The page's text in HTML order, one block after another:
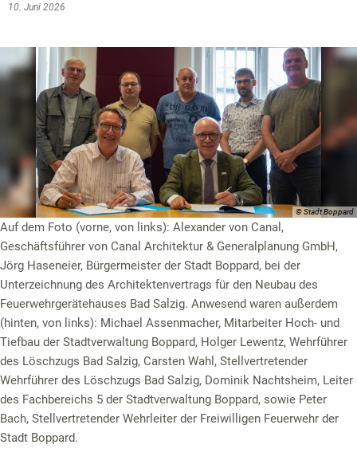
Haushaltsplan
Satzungen und Richtlinien
10. Juni 2026
© Stadt Boppard
Auf dem Foto (vorne, von links): Alexander von Canal,
Geschäftsführer von Canal Architektur & Generalplanung GmbH,
Jörg Haseneier, Bürgermeister der Stadt Boppard, bei der
Unterzeichnung des Architektenvertrags für den Neubau des
Feuerwehrgerätehauses Bad Salzig. Anwesend waren außerdem
(hinten, von links): Michael Assenmacher, Mitarbeiter Hoch- und
Tiefbau der Stadtverwaltung Boppard, Holger Lewentz, Wehrführer
des Löschzugs Bad Salzig, Carsten Wahl, Stellvertretender
Wehrführer des Löschzugs Bad Salzig, Dominik Nachtsheim, Leiter
des Fachbereichs 5 der Stadtverwaltung Boppard, sowie Peter
Bach, Stellvertretender Wehrleiter der Freiwilligen Feuerwehr der
Stadt Boppard.